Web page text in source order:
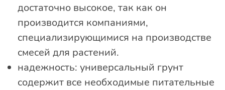
достаточно высокое, так как он
производится компаниями,
специализирующимися на производстве
смесей для растений.
надежность: универсальный грунт
содержит все необходимые питательные